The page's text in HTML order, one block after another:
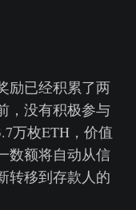
励已经积累了两
，没有积极参与
万枚ETH，价值
数额将自动从信
转移到存款人的